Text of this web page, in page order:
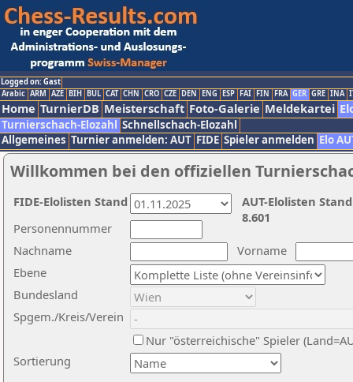
Logged on: Gast
Arabic ARM AZE BIH BUL CAT CHN CRO CZE DEN ENG ESP FAI FIN FRA GER GRE INA
Home TurnierDB Meisterschaft Foto-Galerie Meldekartei
Turnierschach-Elozahl Schnellschach-Elozahl
Allgemeines Turnier anmelden: AUT FIDE Spieler anmelden Elo
Willkommen bei den offiziellen
Nachname
Vorname
Ebene
Sortierung
Personennummer
Bundesland
Spgem./Kreis/Verein
Nur "österreichische" Spieler
AUT-Elolisten
8.601
FIDE-Elolisten Stand